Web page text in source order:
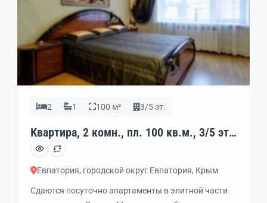
2 1 100 м² 3/5 эт.
Квартира, 2 комн., пл. 100 кв.м., 3/5 эт.,
код: 339459
Евпатория, городской округ Евпатория, Крым
Сдаются посуточно апартаменты в элитной части